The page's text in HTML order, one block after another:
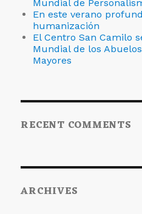
Mundial de
En este verano
humanización
El Centro San Camilo
Mundial de los
Mayores
RECENT COMMENTS
ARCHIVES